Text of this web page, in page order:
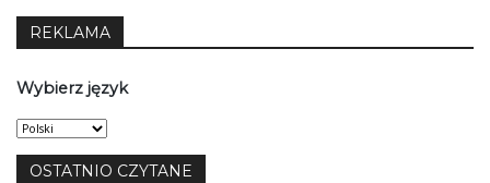
REKLAMA
Wybierz język
Wybierz
język
OSTATNIO CZYTANE